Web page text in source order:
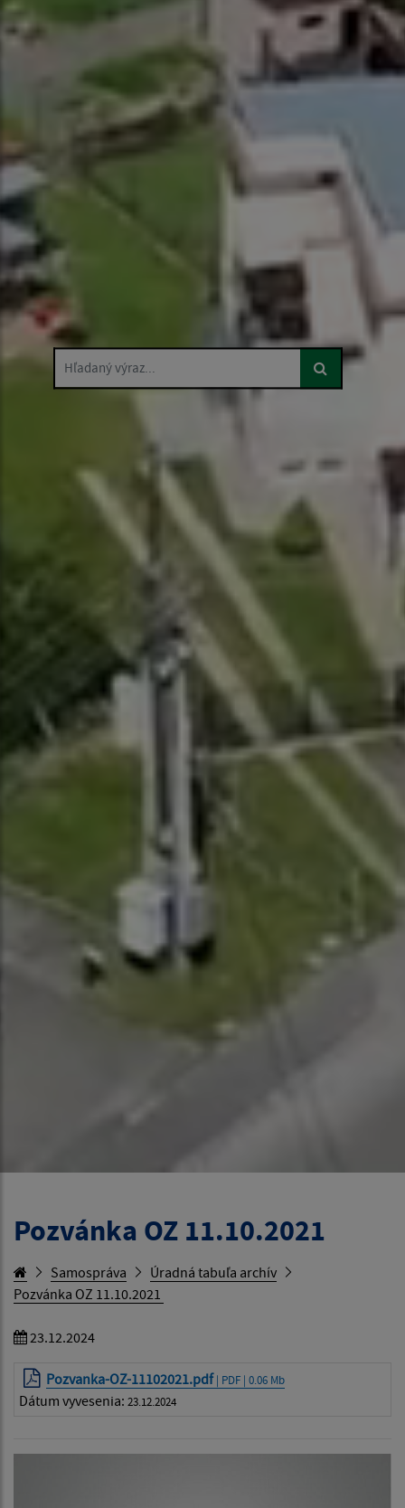
Pozvánka OZ 11.10.2021
Samospráva
Úradná tabuľa archív
Pozvánka OZ 11.10.2021
23.12.2024
Pozvanka-OZ-11102021.pdf | PDF | 0.06 Mb
Dátum vyvesenia: 23.12.2024